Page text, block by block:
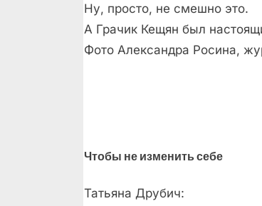
Ну, просто, не смешно это.
А Грачик Кещян был
Фото Александра Росина,
Чтобы не изменить себе
Татьяна Друбич: